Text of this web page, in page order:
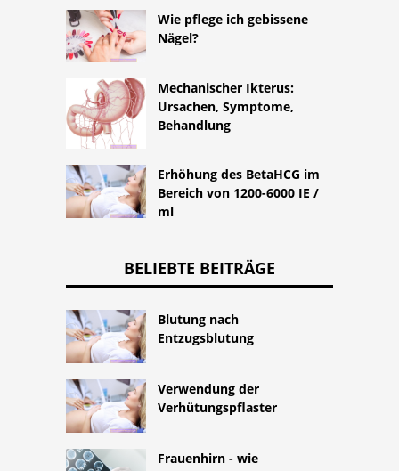
Wie pflege ich gebissene
Nägel?
Mechanischer Ikterus:
Ursachen, Symptome,
Behandlung
Erhöhung des BetaHCG im
Bereich von 1200-6000 IE /
ml
BELIEBTE BEITRÄGE
Blutung nach
Entzugsblutung
Verwendung der
Verhütungspflaster
Frauenhirn - wie